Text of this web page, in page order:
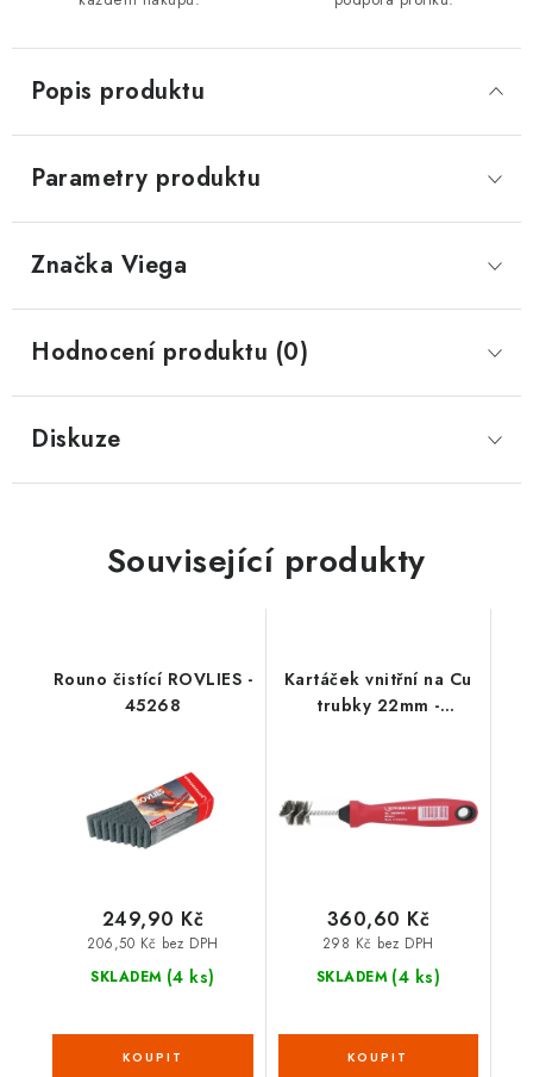
Popis produktu
Parametry produktu
Značka Viega
Hodnocení produktu (0)
Diskuze
Související produkty
Rouno čistící ROVLIES -
45268
SKLADEM (4 ks)
206,50 Kč bez DPH
249,90 Kč
Kartáček vnitřní na Cu
trubky 22mm -
SKLADEM (4 ks)
298 Kč bez DPH
360,60 Kč